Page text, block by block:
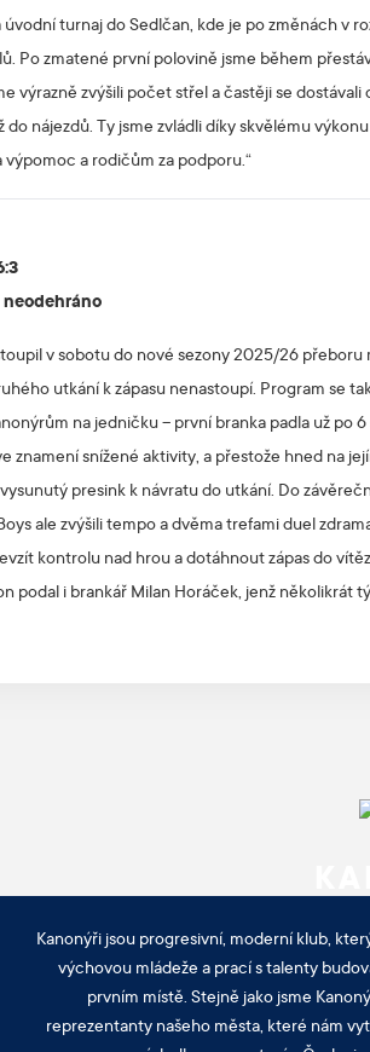
úvodní turnaj do Sedlčan, kde je po změnách v
Po zmatené první polovině jsme během
výrazně zvýšili počet střel a častěji se
nájezdů. Ty jsme zvládli díky skvělému
výpomoc a rodičům za podporu.“
neodehráno
v sobotu do nové sezony 2025/26 přeboru
utkání k zápasu nenastoupí. Program se
na jedničku – první branka padla už po
znamení snížené aktivity, a přestože hned na
presink k návratu do utkání. Do
ale zvýšili tempo a dvěma trefami duel
kontrolu nad hrou a dotáhnout zápas do
podal i brankář Milan Horáček, jenž několikrát
Kanonýři jsou progresivní, moderní klub,
výchovou mládeže a prací s talenty
prvním místě. Stejně jako jsme
reprezentanty našeho města, které nám